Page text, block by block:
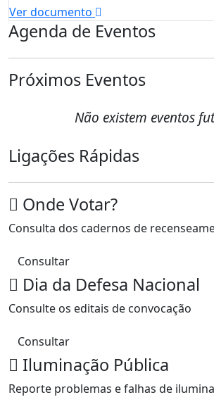
Ver documento
Agenda de Eventos
Próximos Eventos
Não existem eventos
Ligações Rápidas
Onde Votar?
Consulta dos cadernos de
Consultar
Dia da Defesa Nacional
Consulte os editais de convocação
Consultar
Iluminação Pública
Reporte problemas e falhas de